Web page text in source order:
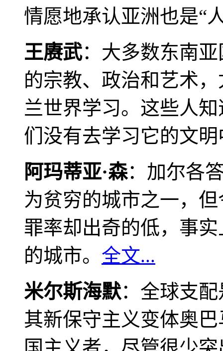
情愿地承认亚洲也是“
王赓武：大多数东南
的宗教、政治和艺术
兰世界学习。这些人
们没有去学习它的文
阿玛蒂亚·森：加尔各
为贫穷的城市之一，
罪率却出奇的低，事
的城市。 全文...
米尔斯海默：全球支
其新保守主义变体奥